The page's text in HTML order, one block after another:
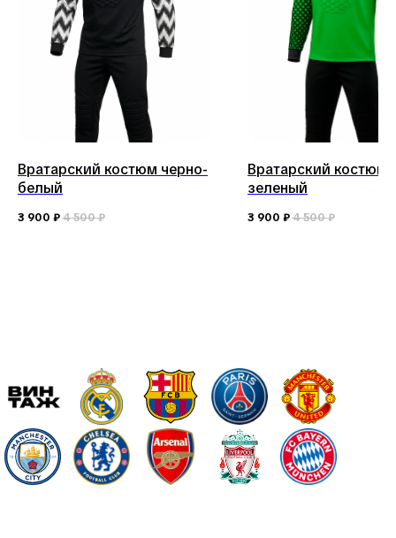
Вратарский костюм черно-
белый
3 900 ₽4 500₽
Вратарский костюм
зеленый
3 900 ₽4 500₽